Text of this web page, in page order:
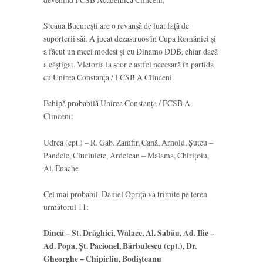
Steaua București are o revanșă de luat față de
suporterii săi. A jucat dezastruos în Cupa României și
a făcut un meci modest și cu Dinamo DDB, chiar dacă
a câștigat. Victoria la scor e astfel necesară în partida
cu Unirea Constanța / FCSB A Clinceni.
Echipă probabilă Unirea Constanța / FCSB A
Clinceni:
Udrea (cpt.) – R. Gab. Zamfir, Cană, Arnold, Șuteu –
Pandele, Ciuciulete, Ardelean – Malama, Chirițoiu,
Al. Enache
Cel mai probabil, Daniel Oprița va trimite pe teren
următorul 11:
Dincă – St. Drăghici, Walace, Al. Sabău, Ad. Ilie –
Ad. Popa, Șt. Pacionel, Bărbulescu (cpt.), Dr.
Gheorghe – Chipirliu, Bodișteanu